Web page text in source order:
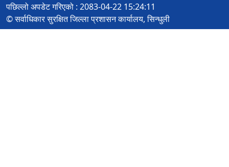
पछिल्लो अपडेट गरिएको : 2083-04-22 15:24:11
© सर्वाधिकार सुरक्षित जिल्ला प्रशासन कार्यालय, सिन्धुली